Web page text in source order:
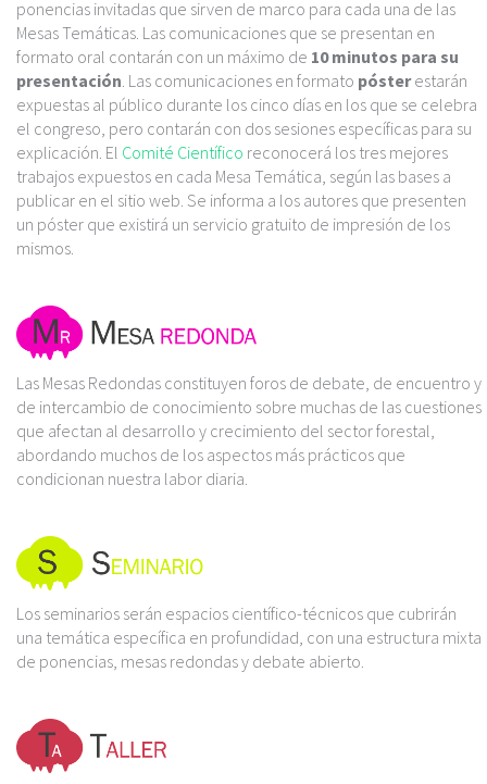
ponencias invitadas que sirven de marco para cada una de las
Mesas Temáticas. Las comunicaciones que se presentan en
formato oral contarán con un máximo de 10 minutos para su
presentación. Las comunicaciones en formato pósterestarán
expuestas al público durante los cinco días en los que se celebra
el congreso, pero contarán con dos sesiones específicas para su
explicación. El Comité Científico reconocerá los tres mejores
trabajos expuestos en cada Mesa Temática, según las bases a
publicar en el sitio web. Se informa a los autores que presenten
un póster que existirá un servicio gratuito de impresión de los
mismos.
Las Mesas Redondas constituyen foros de debate, de encuentro y
de intercambio de conocimiento sobre muchas de las cuestiones
que afectan al desarrollo y crecimiento del sector forestal,
abordando muchos de los aspectos más prácticos que
condicionan nuestra labor diaria.
Los seminarios serán espacios científico-técnicos que cubrirán
una temática específica en profundidad, con una estructura mixta
de ponencias, mesas redondas y debate abierto.